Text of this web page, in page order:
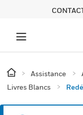
Assistance
Livres Blancs